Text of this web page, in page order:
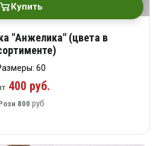
Купить
"Анжелика" (цвета в
60
400 руб.
800 руб